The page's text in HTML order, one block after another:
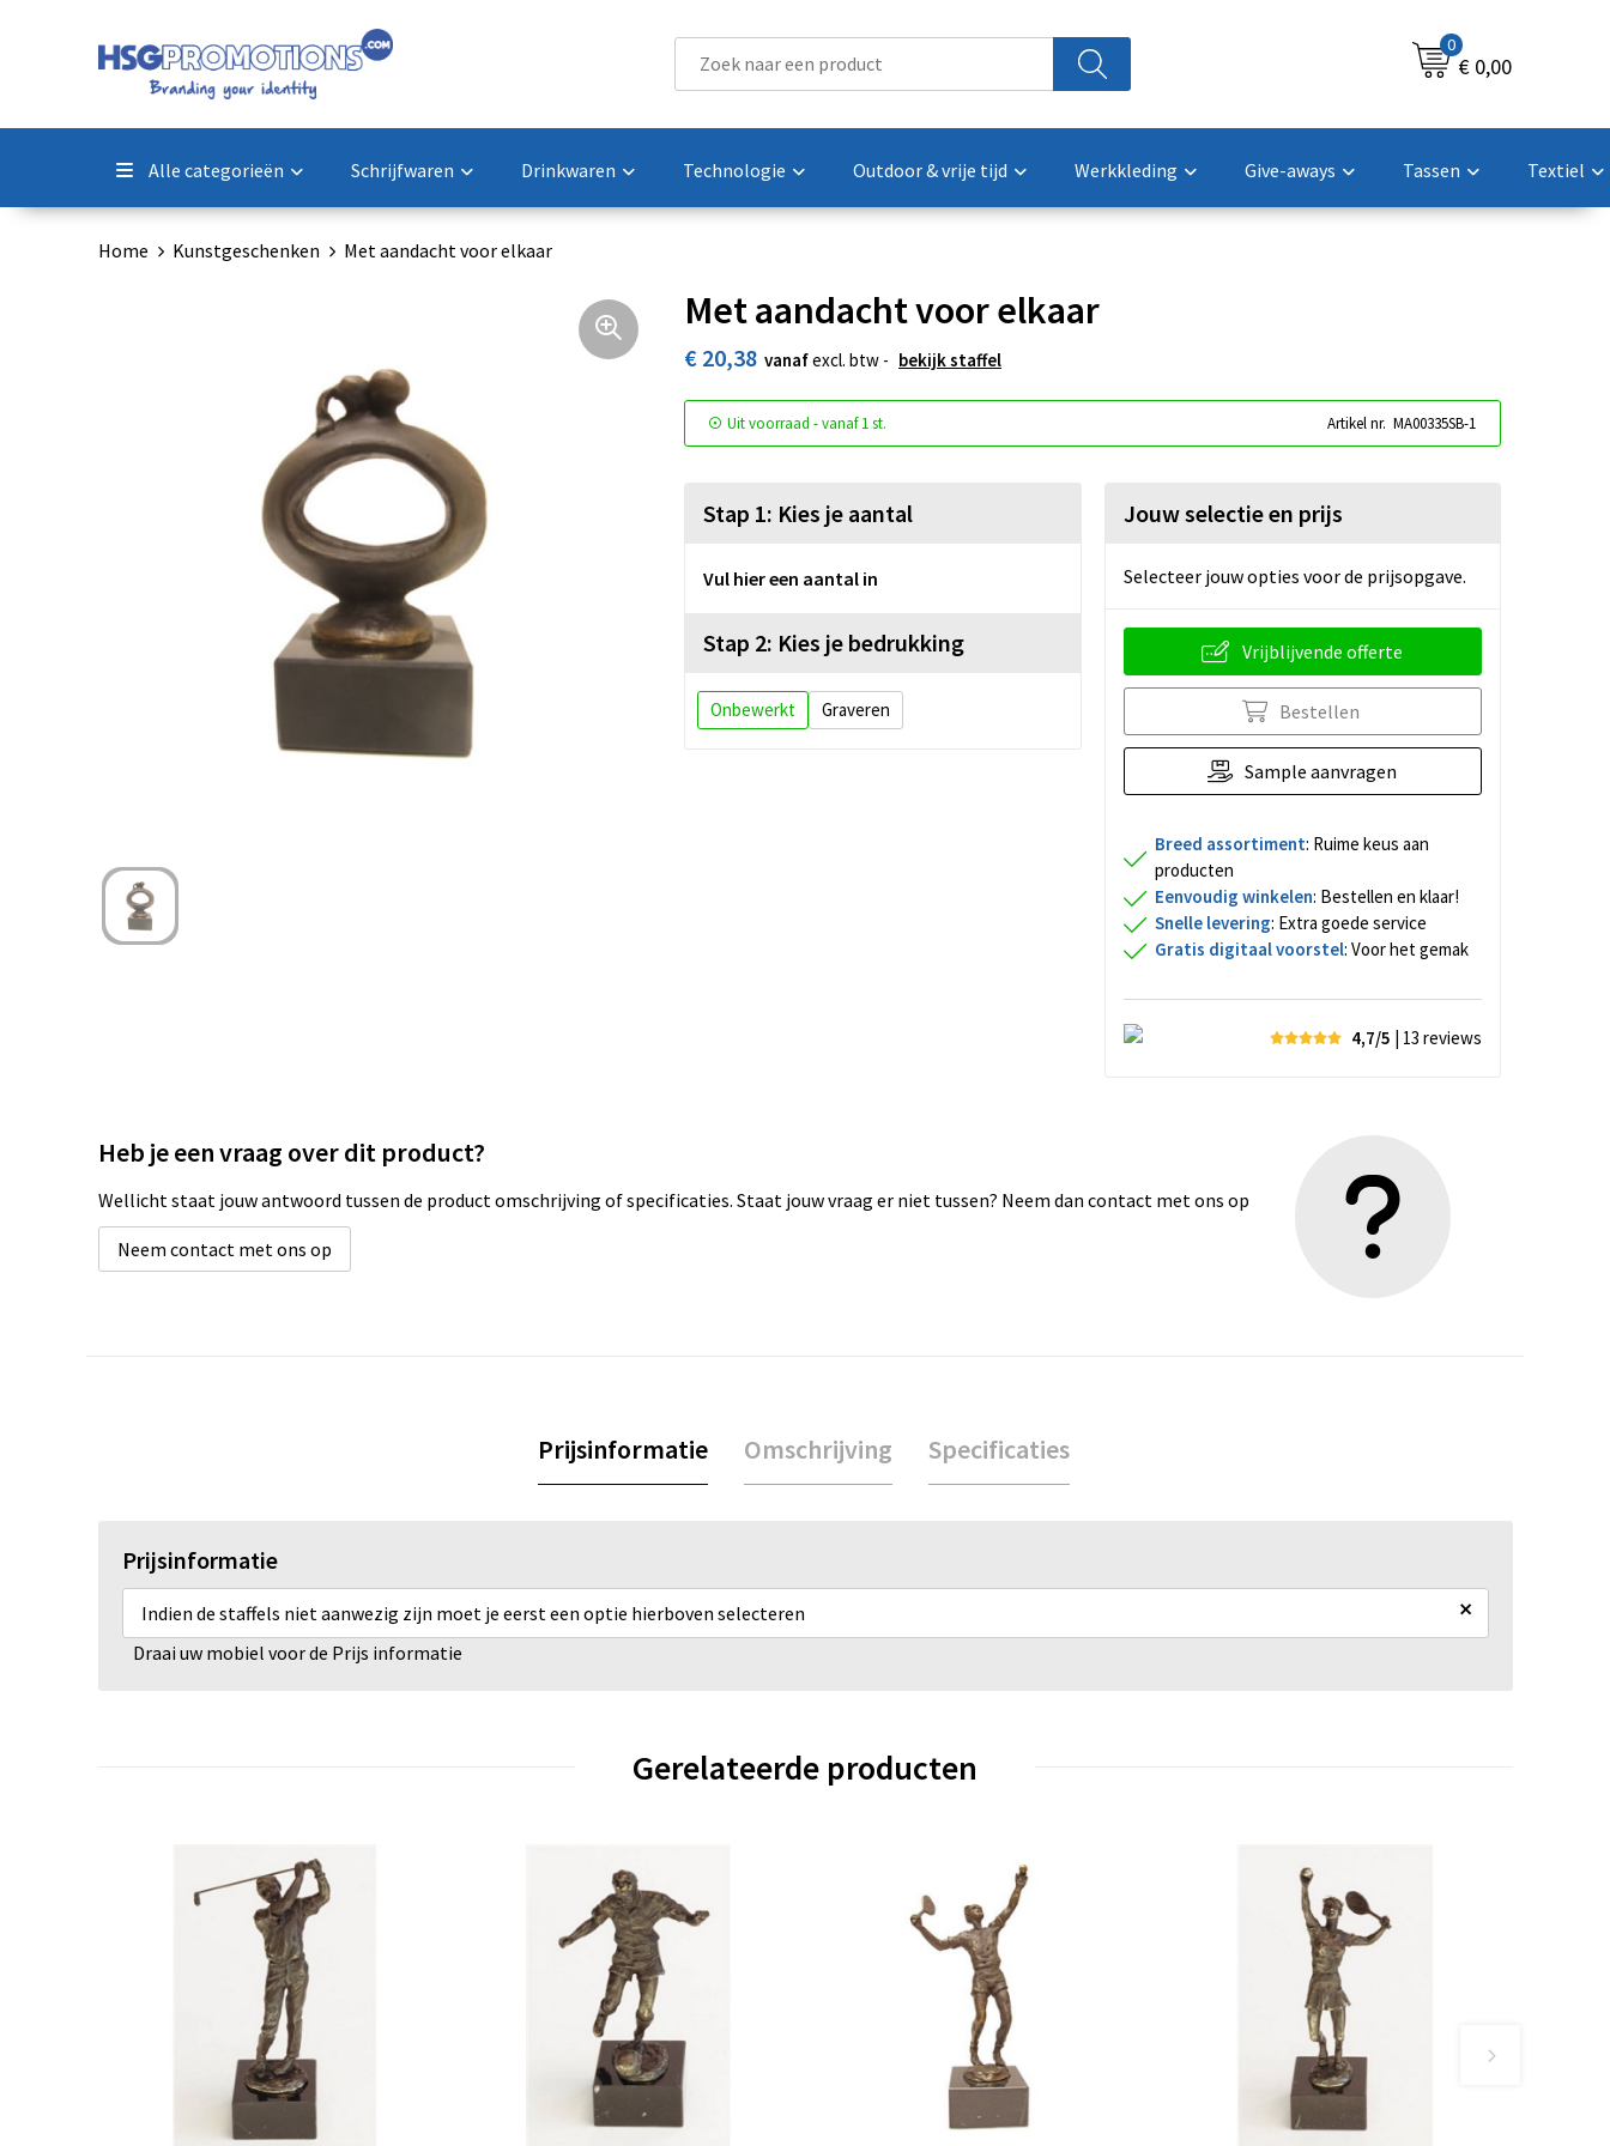
0
€ 0,00
Alle categorieën Schrijfwaren Drinkwaren Technologie Outdoor & vrije tijd Werkkleding Give-aways Tassen Textiel
Home Kunstgeschenken Met aandacht voor elkaar
Met aandacht voor elkaar
€ 20,38 vanafexcl. btw - bekijk staffel
Uit voorraad -vanaf1 st. Artikel nr. MA00335SB-1
Stap 1: Kies je aantal
Vul hier een aantal in
Stap 2: Kies je bedrukking
Onbewerkt Graveren
Jouw selectie en prijs
Selecteer jouw opties voor de prijsopgave.
Vrijblijvende offerte
Bestellen
Sample aanvragen
Breed assortiment: Ruime keus aan
producten
Eenvoudig winkelen: Bestellen en klaar!
Snelle levering: Extra goede service
Gratis digitaal voorstel: Voor het gemak
4,7/5 | 13 reviews
Heb je een vraag over dit product?
Wellicht staat jouw antwoord tussen de product omschrijving of specificaties. Staat jouw vraag er niet tussen? Neem dan contact met ons op
Neem contact met ons op
Prijsinformatie Omschrijving Specificaties
Prijsinformatie
Indien de staffels niet aanwezig zijn moet je eerst een optie hierboven selecteren ×
Draai uw mobiel voor de Prijs informatie
Gerelateerde producten